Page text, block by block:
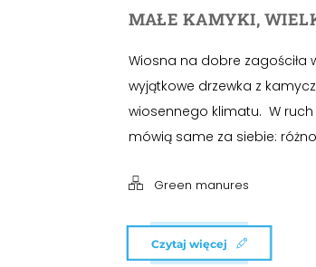
MAŁE KAMYKI,
Wiosna na dobre zagościła
wyjątkowe drzewka z
wiosennego klimatu. W ruch
mówią same za siebie:
Green manures
Czytaj więcej